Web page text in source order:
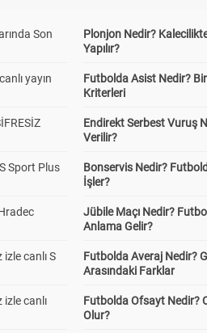
Son
yayın
Sport Plus
canlı S
canlı
Plonjon Nedir?
Yapılır?
Futbolda Asist Nedir?
Kriterleri
Endirekt Serbest Vuruş
Verilir?
Bonservis Nedir?
İşler?
Jübile Maçı Nedir?
Anlama Gelir?
Futbolda Averaj Nedir?
Arasındaki Farklar
Futbolda Ofsayt Nedir?
Olur?